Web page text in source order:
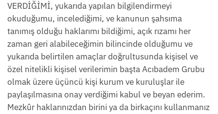
VERDİĞİMİ, yukarıda yapılan bilgilendirmeyi
okuduğumu, incelediğimi, ve kanunun şahsıma
tanımış olduğu haklarımı bildiğimi, açık rızamı her
zaman geri alabileceğimin bilincinde olduğumu ve
yukarıda belirtilen amaçlar doğrultusunda kişisel ve
özel nitelikli kişisel verilerimin başta Acıbadem Grubu
olmak üzere üçüncü kişi kurum ve kuruluşlar ile
paylaşılmasına onay verdiğimi kabul ve beyan ederim.
Mezkûr haklarınızdan birini ya da birkaçını kullanmanız